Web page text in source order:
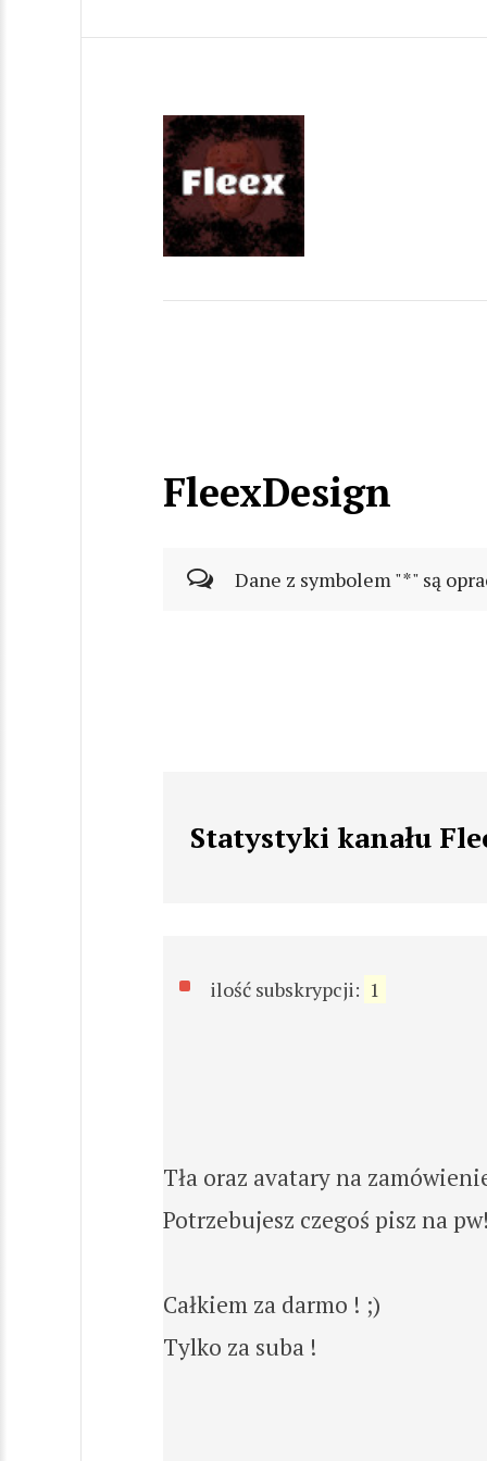
FleexDesign
Dane z symbolem "*" są
Statystyki kanału
ilość subskrypcji: 1
Tła oraz avatary na
Potrzebujesz czegoś pisz na
Całkiem za darmo ! ;)
Tylko za suba !